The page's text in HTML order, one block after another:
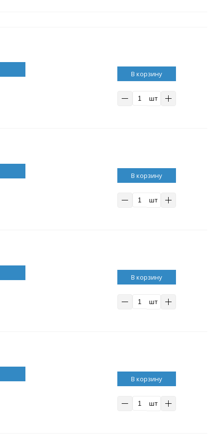
В корзину
шт
В корзину
шт
В корзину
шт
В корзину
шт